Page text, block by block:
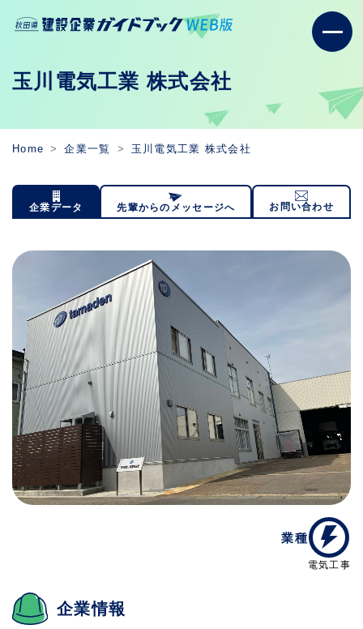
玉川電気工業 株式会社
Home 企業一覧 玉川電気工業 株式会社
企業データ 先輩からのメッセージへ お問い合わせ
企業情報
業種
電気工事